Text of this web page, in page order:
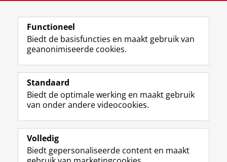
Laatst gewijzigd: 20 juli 2026 10:38
Volg de RUG
F
a
e
b
o
p
a
L
i
k
e
I
-
p
R
S
-
f
e
R
I
n
t
r
m
Y
o
T
e
k
Studiekiezers
Alumni
Over ons
Functioneel
Biedt de basisfuncties en maakt gebruik van
geanonimiseerde cookies.
Standaard
Biedt de optimale werking en maakt gebruik
van onder andere videocookies.
Volledig
Biedt gepersonaliseerde content en maakt